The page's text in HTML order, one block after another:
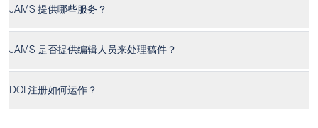
JAMS 提供哪些服务？
JAMS 是否提供编辑人员来处理稿件？
DOI 注册如何运作？